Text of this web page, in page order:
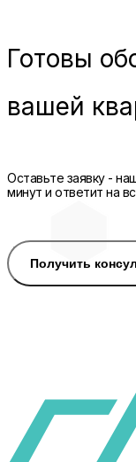
Готовы
вашей
Оставьте заявку -
минут и ответит на
Получить